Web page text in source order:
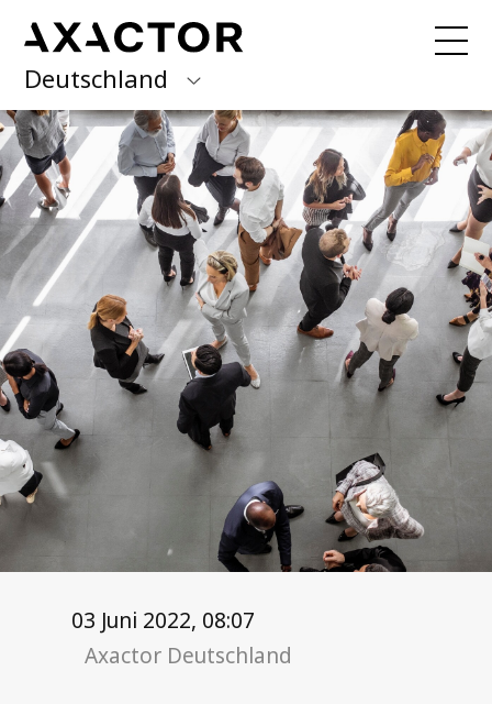
Deutschland
Axactor Group
Finland
Germany
Italy
Norway
Spain
Sweden
Sie möchten Ihre Forderung
begleichen?Hier finden Sie alle
Informationen.
Über uns
Was wir tun
Gute Gründe
News
Unser Management Team
Karriere bei Axactor
Nachhaltigkeit
Erklärung zur Barrierefreiheit
Unsere Leistungen
Forderungskauf (NPL)
Außendienstservices
03 Juni 2022, 08:07
Axactor Deutschland